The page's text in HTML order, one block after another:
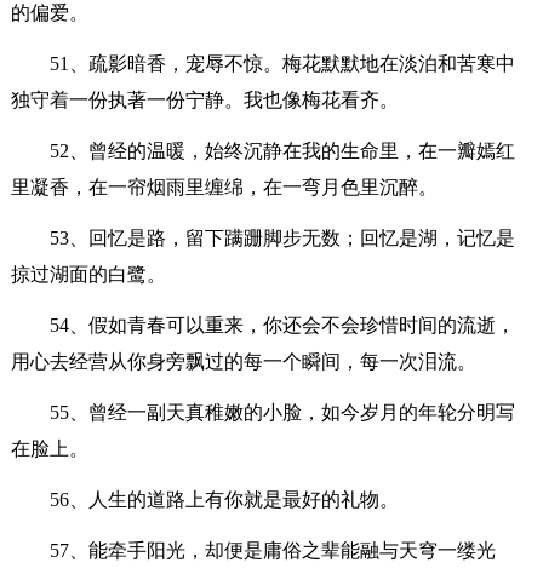
的偏爱。
51、疏影暗香，宠辱不惊。梅花默默地在淡泊和苦寒中
独守着一份执著一份宁静。我也像梅花看齐。
52、曾经的温暖，始终沉静在我的生命里，在一瓣嫣红
里凝香，在一帘烟雨里缠绵，在一弯月色里沉醉。
53、回忆是路，留下蹒跚脚步无数；回忆是湖，记忆是
掠过湖面的白鹭。
54、假如青春可以重来，你还会不会珍惜时间的流逝，
用心去经营从你身旁飘过的每一个瞬间，每一次泪流。
55、曾经一副天真稚嫩的小脸，如今岁月的年轮分明写
在脸上。
56、人生的道路上有你就是最好的礼物。
57、能牵手阳光，却便是庸俗之辈能融与天穹一缕光